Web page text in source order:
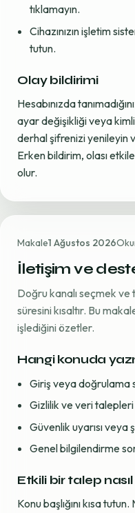
tıklamayın.
Cihazınızın işletim
tutun.
Olay bildirimi
Hesabınızda
ayar değişikliği veya
derhal şifrenizi yenileyin
Erken bildirim, olası
olur.
Makale1 Ağustos 2026
İletişim ve
Doğru kanalı seçmek
süresini kısaltır. Bu
işlediğini özetler.
Hangi konuda
Giriş veya doğrulama
Gizlilik ve veri talepleri
Güvenlik uyarısı veya
Genel bilgilendirme
Etkili bir talep nasıl
Konu başlığını kısa